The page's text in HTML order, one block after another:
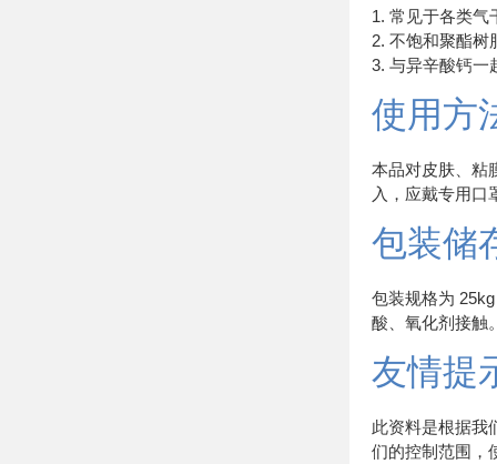
1. 常见于各类气
2. 不饱和聚酯树
3. 与异辛酸钙一
使用方
本品对皮肤、粘
入，应戴专用口
包装储
包装规格为
酸、氧化剂接触
友情提
此资料是根据我
们的控制范围，